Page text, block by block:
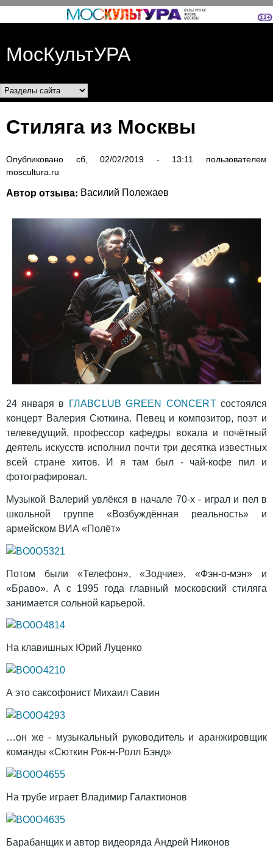
Перейти к основному
МосКультУРА
Разделы сайта
Стиляга из Москвы
Опубликовано сб, 02/02/2019 - 13:11
пользователем
moscultura.ru
Автор отзыва: Василий Полежаев
24 января в ГЛАВCLUB GREEN CONCERTсостоялся
концерт Валерия Сюткина. Певец и композитор, поэт и
телеведущий, профессор кафедры вокала и почётный
деятель искусств исполнил почти три десятка известных
всей стране хитов. И я там был - чай-кофе пил и
фотографировал.
Музыкой Валерий увлёкся в начале 70-х - играл и пел в
школьной группе «Возбуждённая реальность» и
армейском ВИА «Полёт»
Потом были «Телефон», «Зодчие», «Фэн-о-мэн» и
«Браво». А с 1995 года главный московский стиляга
занимается сольной карьерой.
На клавишных Юрий Луценко
А это саксофонист Михаил Савин
…он же - музыкальный руководитель и аранжировщик
команды «Сюткин Рок-н-Ролл Бэнд»
На трубе играет Владимир Галактионов
Барабанщик и автор видеоряда Андрей Никонов